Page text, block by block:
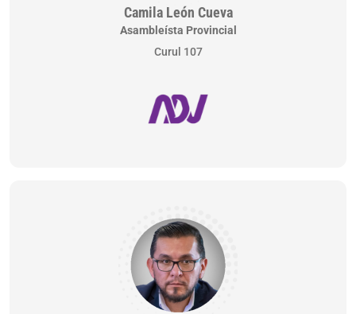
Camila León Cueva
Asambleísta Provincial
Curul 107